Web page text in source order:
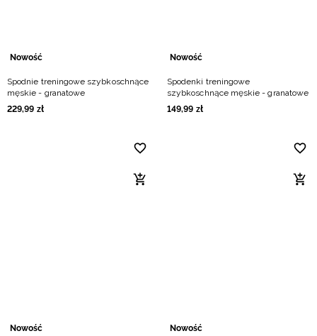
Nowość
Spodnie treningowe szybkoschnące
męskie - granatowe
229,99 zł
Nowość
Spodenki treningowe
szybkoschnące męskie - granatowe
149,99 zł
Nowość Nowość